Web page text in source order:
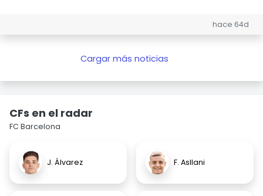
hace 64d
Cargar más noticias
CFs en el radar
FC Barcelona
J. Álvarez F. Asllani